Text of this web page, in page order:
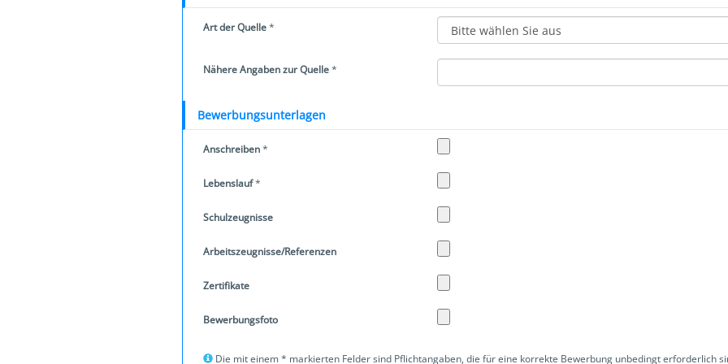
Art der Quelle*
Nähere Angaben zur Quelle*
Bewerbungsunterlagen
Anschreiben*
Lebenslauf*
Schulzeugnisse
Arbeitszeugnisse/Referenzen
Zertifikate
Bewerbungsfoto
Die mit einem * markierten Felder sind Pflichtangaben, die für eine korrekte Bewerbung unbedingt erforderlich